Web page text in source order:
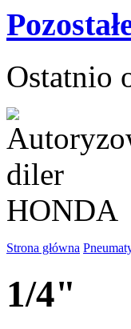
Ostatnio
Strona główna
1/4"